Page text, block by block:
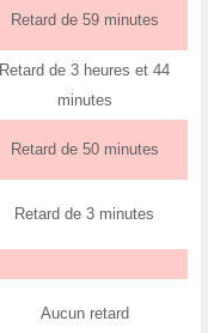
Retard de 59 minutes
Retard de 3 heures et 44
minutes
Retard de 50 minutes
Retard de 3 minutes
Aucun retard